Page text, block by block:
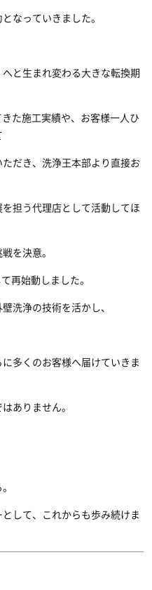
なっていきました。
と生まれ変わる大きな転換期
た施工実績や、お客様一人ひ
だき、洗浄王本部より直接お
を担う代理店として活動してほ
を決意。
再始動しました。
洗浄の技術を活かし、
多くのお客様へ届けていきま
ありません。
して、これからも歩み続けま